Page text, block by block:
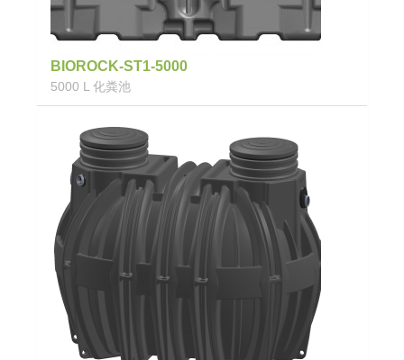
BIOROCK-ST1-5000
5000 L 化粪池